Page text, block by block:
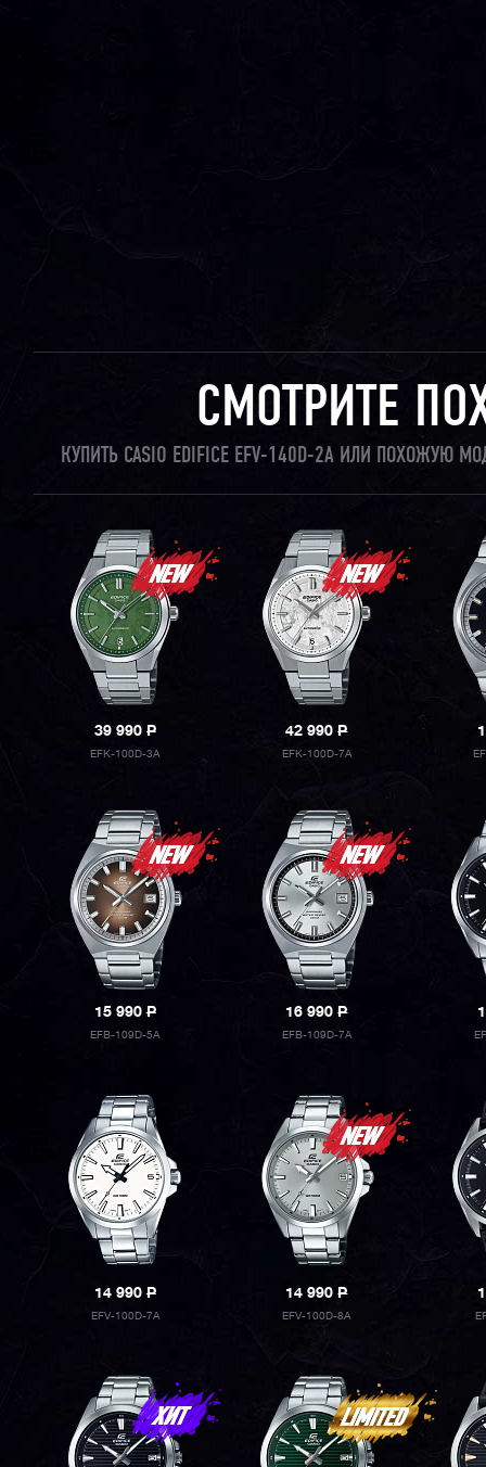
СМОТРИТЕ
КУПИТЬ CASIO EDIFICE EFV-140D-2A ИЛИ ПОХОЖУЮ
39 990P
EFK-100D-3A
42 990P
EFK-100D-7A
15 990P
EFB-109D-5A
16 990P
EFB-109D-7A
14 990P
EFV-100D-7A
14 990P
EFV-100D-8A